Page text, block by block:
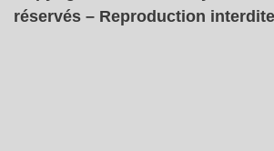
réservés – Reproduction interdite